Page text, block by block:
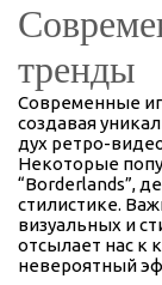
тренды
Современные
создавая
дух ретро-
Некоторые
“Borderlands”,
стилистике.
визуальных и
отсылает нас к
невероятный